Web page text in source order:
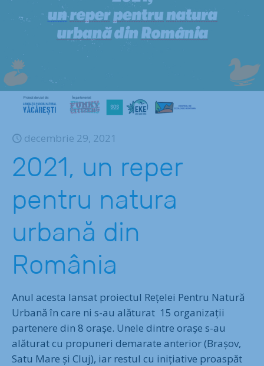
decembrie 29, 2021
2021, un reper
pentru natura
urbană din
România
Anul acesta lansat proiectul Rețelei Pentru Natură
Urbană în care ni s-au alăturat 15 organizații
partenere din 8 orașe. Unele dintre orașe s-au
alăturat cu propuneri demarate anterior (Brașov,
Satu Mare și Cluj), iar restul cu inițiative proaspăt